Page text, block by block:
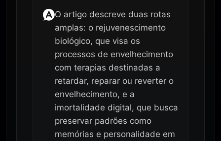
O artigo descreve duas rotas
amplas: o rejuvenescimento
biológico, que visa os
processos de envelhecimento
com terapias destinadas a
retardar, reparar ou reverter o
envelhecimento, e a
imortalidade digital, que busca
preservar padrões como
memórias e personalidade em